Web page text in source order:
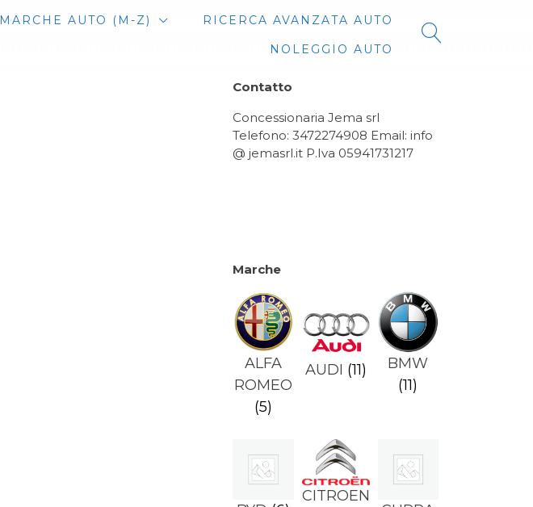
MARCHE AUTO (M-Z)
RICERCA AVANZATA AUTO
NOLEGGIO AUTO
Contatto
Concessionaria Jema srl
Telefono: 3472274908 Email: info
@ jemasrl.it P.Iva 05941731217
Marche
ALFA
ROMEO
(5)
AUDI (11)
BMW
(11)
CITROEN